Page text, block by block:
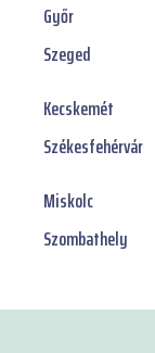
Győr
Szeged
Kecskemét
Székesfehérvár
Miskolc
Szombathely